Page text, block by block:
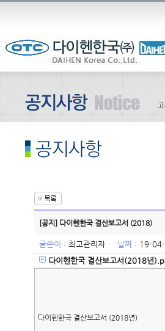
[공지] 다이헨한국 결산보고서 (2018)
글쓴이 : 최고관리자 날짜 : 19-
다이헨한국 결산보고서(2018년
다이헨한국 결산보고서 (2018년)